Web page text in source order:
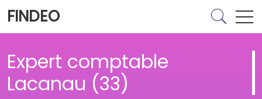
FINDEO
Expert comptable
Lacanau (33)